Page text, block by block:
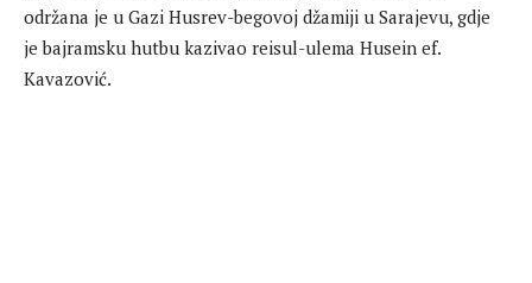
održana je u Gazi Husrev-begovoj džamiji u Sarajevu, gdje
je bajramsku hutbu kazivao reisul-ulema Husein ef.
Kavazović.